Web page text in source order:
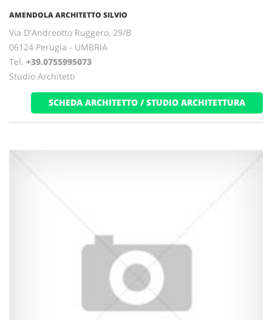
AMENDOLA ARCHITETTO SILVIO
Via D'Andreotto Ruggero, 29/B
06124 Perugia - UMBRIA
Tel. +39.0755995073
Studio Architetti
SCHEDA ARCHITETTO / STUDIO ARCHITETTURA